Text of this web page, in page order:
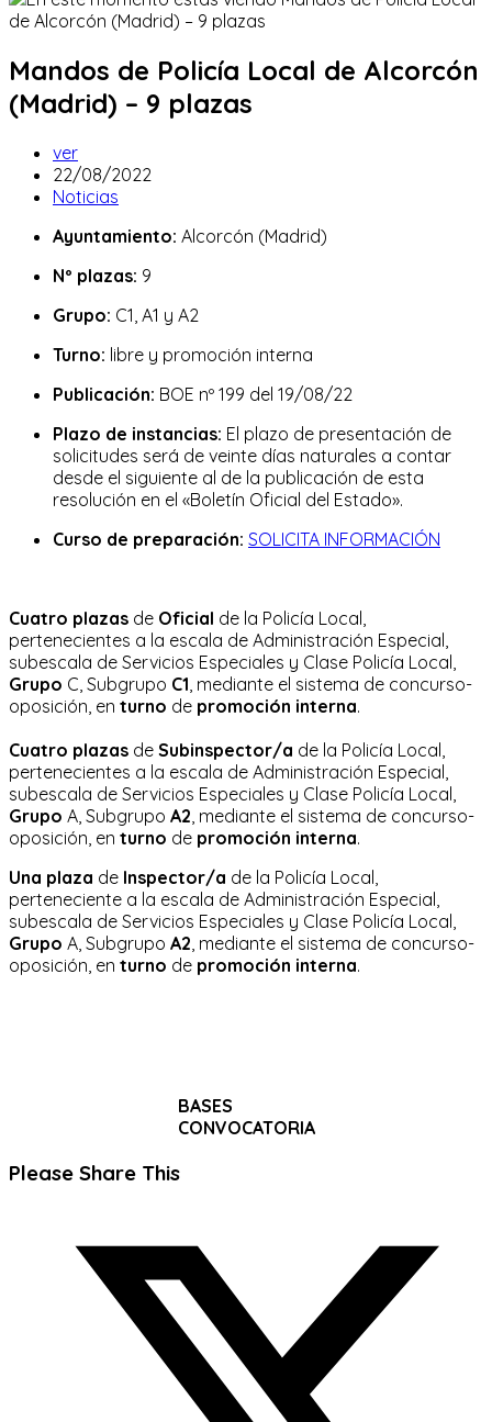
Mandos de Policía Local de Alcorcón
(Madrid) – 9 plazas
Autor
de
la
ver
Publicación
de
entrada:
22/08/2022
Categoría
la
Noticias
Ayuntamiento: Alcorcón (Madrid)
Nº plazas: 9
Grupo: C1, A1 y A2
Turno: libre y promoción interna
Publicación: BOE nº 199 del 19/08/22
Plazo de instancias: El plazo de presentación de
solicitudes será de veinte días naturales a contar
desde el siguiente al de la publicación de esta
resolución en el «Boletín Oficial del Estado».
Curso de preparación: SOLICITA INFORMACIÓN
Cuatro plazas de Oficial de la Policía Local,
pertenecientes a la escala de Administración Especial,
subescala de Servicios Especiales y Clase Policía Local,
Grupo C, Subgrupo C1 , mediante el sistema de concurso-
oposición, en turno de promoción interna.
Cuatro plazas de Subinspector/a de la Policía Local,
pertenecientes a la escala de Administración Especial,
subescala de Servicios Especiales y Clase Policía Local,
Grupo A, Subgrupo A2 , mediante el sistema de concurso-
oposición, en turno de promoción interna.
Una plaza de Inspector/a de la Policía Local,
perteneciente a la escala de Administración Especial,
subescala de Servicios Especiales y Clase Policía Local,
Grupo A, Subgrupo A2 , mediante el sistema de concurso-
oposición, en turno de promoción interna.
BASES
CONVOCATORIA
Please Share ThisCompartir